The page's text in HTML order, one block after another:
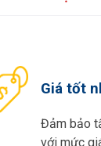
Giá tốt
Đảm bảo
với mức